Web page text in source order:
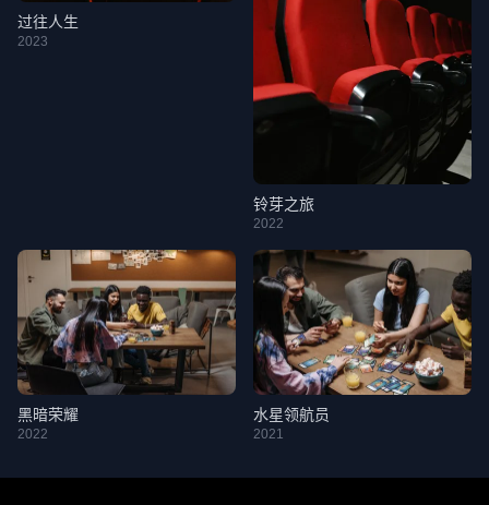
过往人生
2023
铃芽之旅
2022
黑暗荣耀
2022
水星领航员
2021